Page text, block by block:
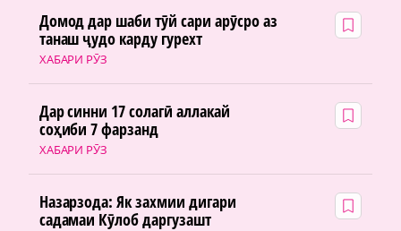
ХАБАРИ РӮЗ
Домод дар шаби тӯй сари арӯсро аз
танаш ҷудо карду гурехт
ХАБАРИ РӮЗ
Дар синни 17 солагӣ аллакай
соҳиби 7 фарзанд
Назарзода: Як захмии дигари
садамаи Кӯлоб даргузашт